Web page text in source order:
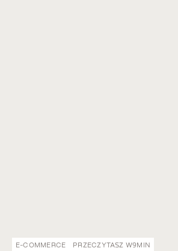
E-COMMERCE PRZECZYTASZ W9MIN